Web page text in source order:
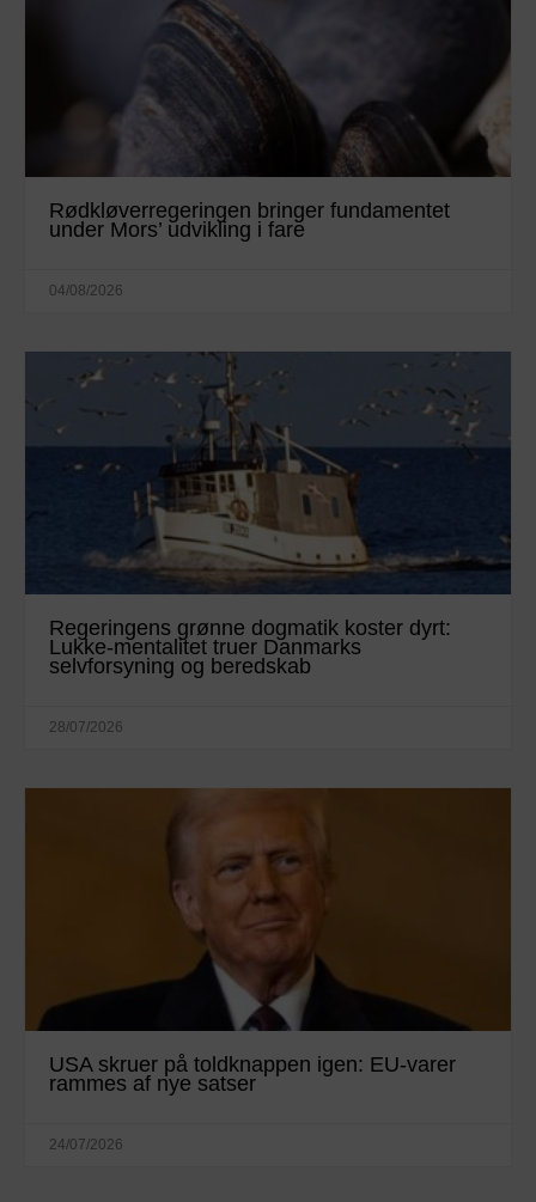
Rødkløverregeringen bringer fundamentet
under Mors’ udvikling i fare
04/08/2026
Regeringens grønne dogmatik koster dyrt:
Lukke-mentalitet truer Danmarks
selvforsyning og beredskab
28/07/2026
USA skruer på toldknappen igen: EU-varer
rammes af nye satser
24/07/2026